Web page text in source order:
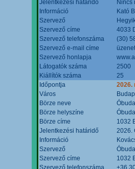
Jelentkezési határidő
Nincs
Információ
Kató
Szervező
Szervező címe
4033
Szervező telefonszáma
(30)
Szervező e-mail címe
Szervező honlapja
Látogatók száma
2500
Kiállítók száma
25
Időpontja
2026.
Város
Börze neve
Börze helyszíne
Börze címe
1032
Jelentkezési határidő
2026.
Információ
Szervező
Szervező címe
1032
Szervező telefonszáma
+36